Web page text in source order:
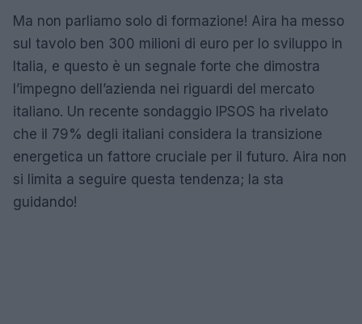
Ma non parliamo solo di formazione! Aira ha messo
sul tavolo ben 300 milioni di euro per lo sviluppo in
Italia, e questo è un segnale forte che dimostra
l’impegno dell’azienda nei riguardi del mercato
italiano. Un recente sondaggio IPSOS ha rivelato
che il 79% degli italiani considera la transizione
energetica un fattore cruciale per il futuro. Aira non
si limita a seguire questa tendenza; la sta
guidando!